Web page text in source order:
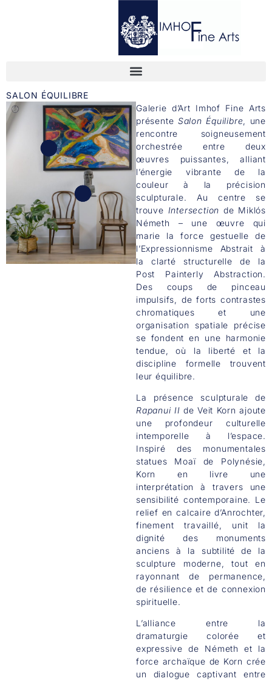
SALON ÉQUILIBRE
Galerie d’Art Imhof Fine Arts
présente Salon Équilibre, une
rencontre soigneusement
orchestrée entre deux
œuvres puissantes, alliant
l’énergie vibrante de la
couleur à la précision
sculpturale. Au centre se
trouve Intersection de Miklós
Németh – une œuvre qui
marie la force gestuelle de
l’Expressionnisme Abstrait à
la clarté structurelle de la
Post Painterly Abstraction.
Des coups de pinceau
impulsifs, de forts contrastes
chromatiques et une
organisation spatiale précise
se fondent en une harmonie
tendue, où la liberté et la
discipline formelle trouvent
leur équilibre.
La présence sculpturale de
Rapanui II de Veit Korn ajoute
une profondeur culturelle
intemporelle à l’espace.
Inspiré des monumentales
statues Moaï de Polynésie,
Korn en livre une
interprétation à travers une
sensibilité contemporaine. Le
relief en calcaire d’Anrochter,
finement travaillé, unit la
dignité des monuments
anciens à la subtilité de la
sculpture moderne, tout en
rayonnant de permanence,
de résilience et de connexion
spirituelle.
L’alliance entre la
dramaturgie colorée et
expressive de Németh et la
force archaïque de Korn crée
un dialogue captivant entre